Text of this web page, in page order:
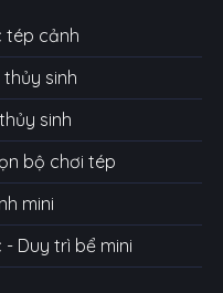
tép cảnh
thủy sinh
sinh
bộ chơi tép
mini
- Duy trì bể mini